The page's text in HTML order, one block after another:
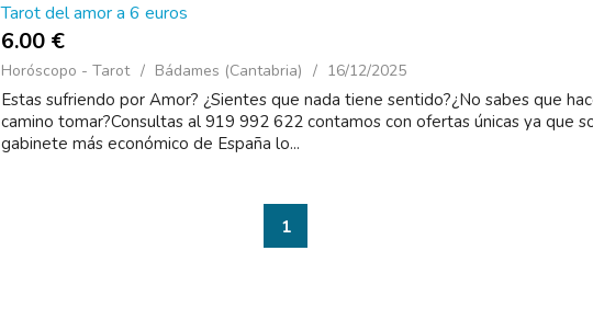
Tarot del amor a 6 euros
6.00 €
Horóscopo - Tarot Bádames (Cantabria) 16/12/2025
Estas sufriendo por Amor? ¿Sientes que nada tiene sentido?¿No sabes que
camino tomar?Consultas al 919 992 622 contamos con ofertas únicas ya que
gabinete más económico de España lo...
1